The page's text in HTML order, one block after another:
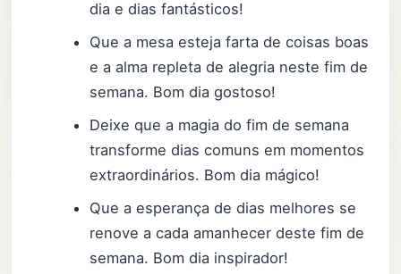
dia e dias fantásticos!
Que a mesa esteja farta de coisas boas
e a alma repleta de alegria neste fim de
semana. Bom dia gostoso!
Deixe que a magia do fim de semana
transforme dias comuns em momentos
extraordinários. Bom dia mágico!
Que a esperança de dias melhores se
renove a cada amanhecer deste fim de
semana. Bom dia inspirador!